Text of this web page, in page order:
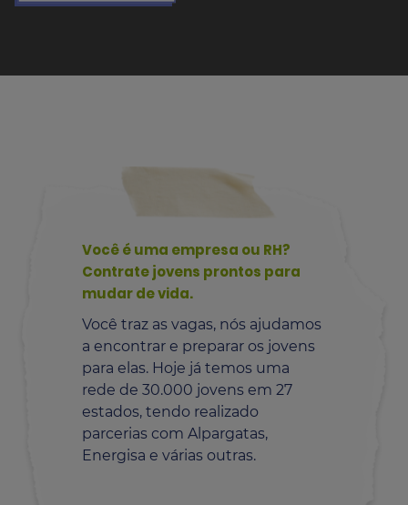
Você é uma empresa ou RH?
Contrate jovens prontos para
mudar de vida.
Você traz as vagas, nós ajudamos
a encontrar e preparar os jovens
para elas. Hoje já temos uma
rede de 30.000 jovens em 27
estados, tendo realizado
parcerias com Alpargatas,
Energisa e várias outras.